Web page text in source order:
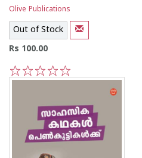
Olive Publications
Out of Stock
Rs 100.00
5
4
3
2
1